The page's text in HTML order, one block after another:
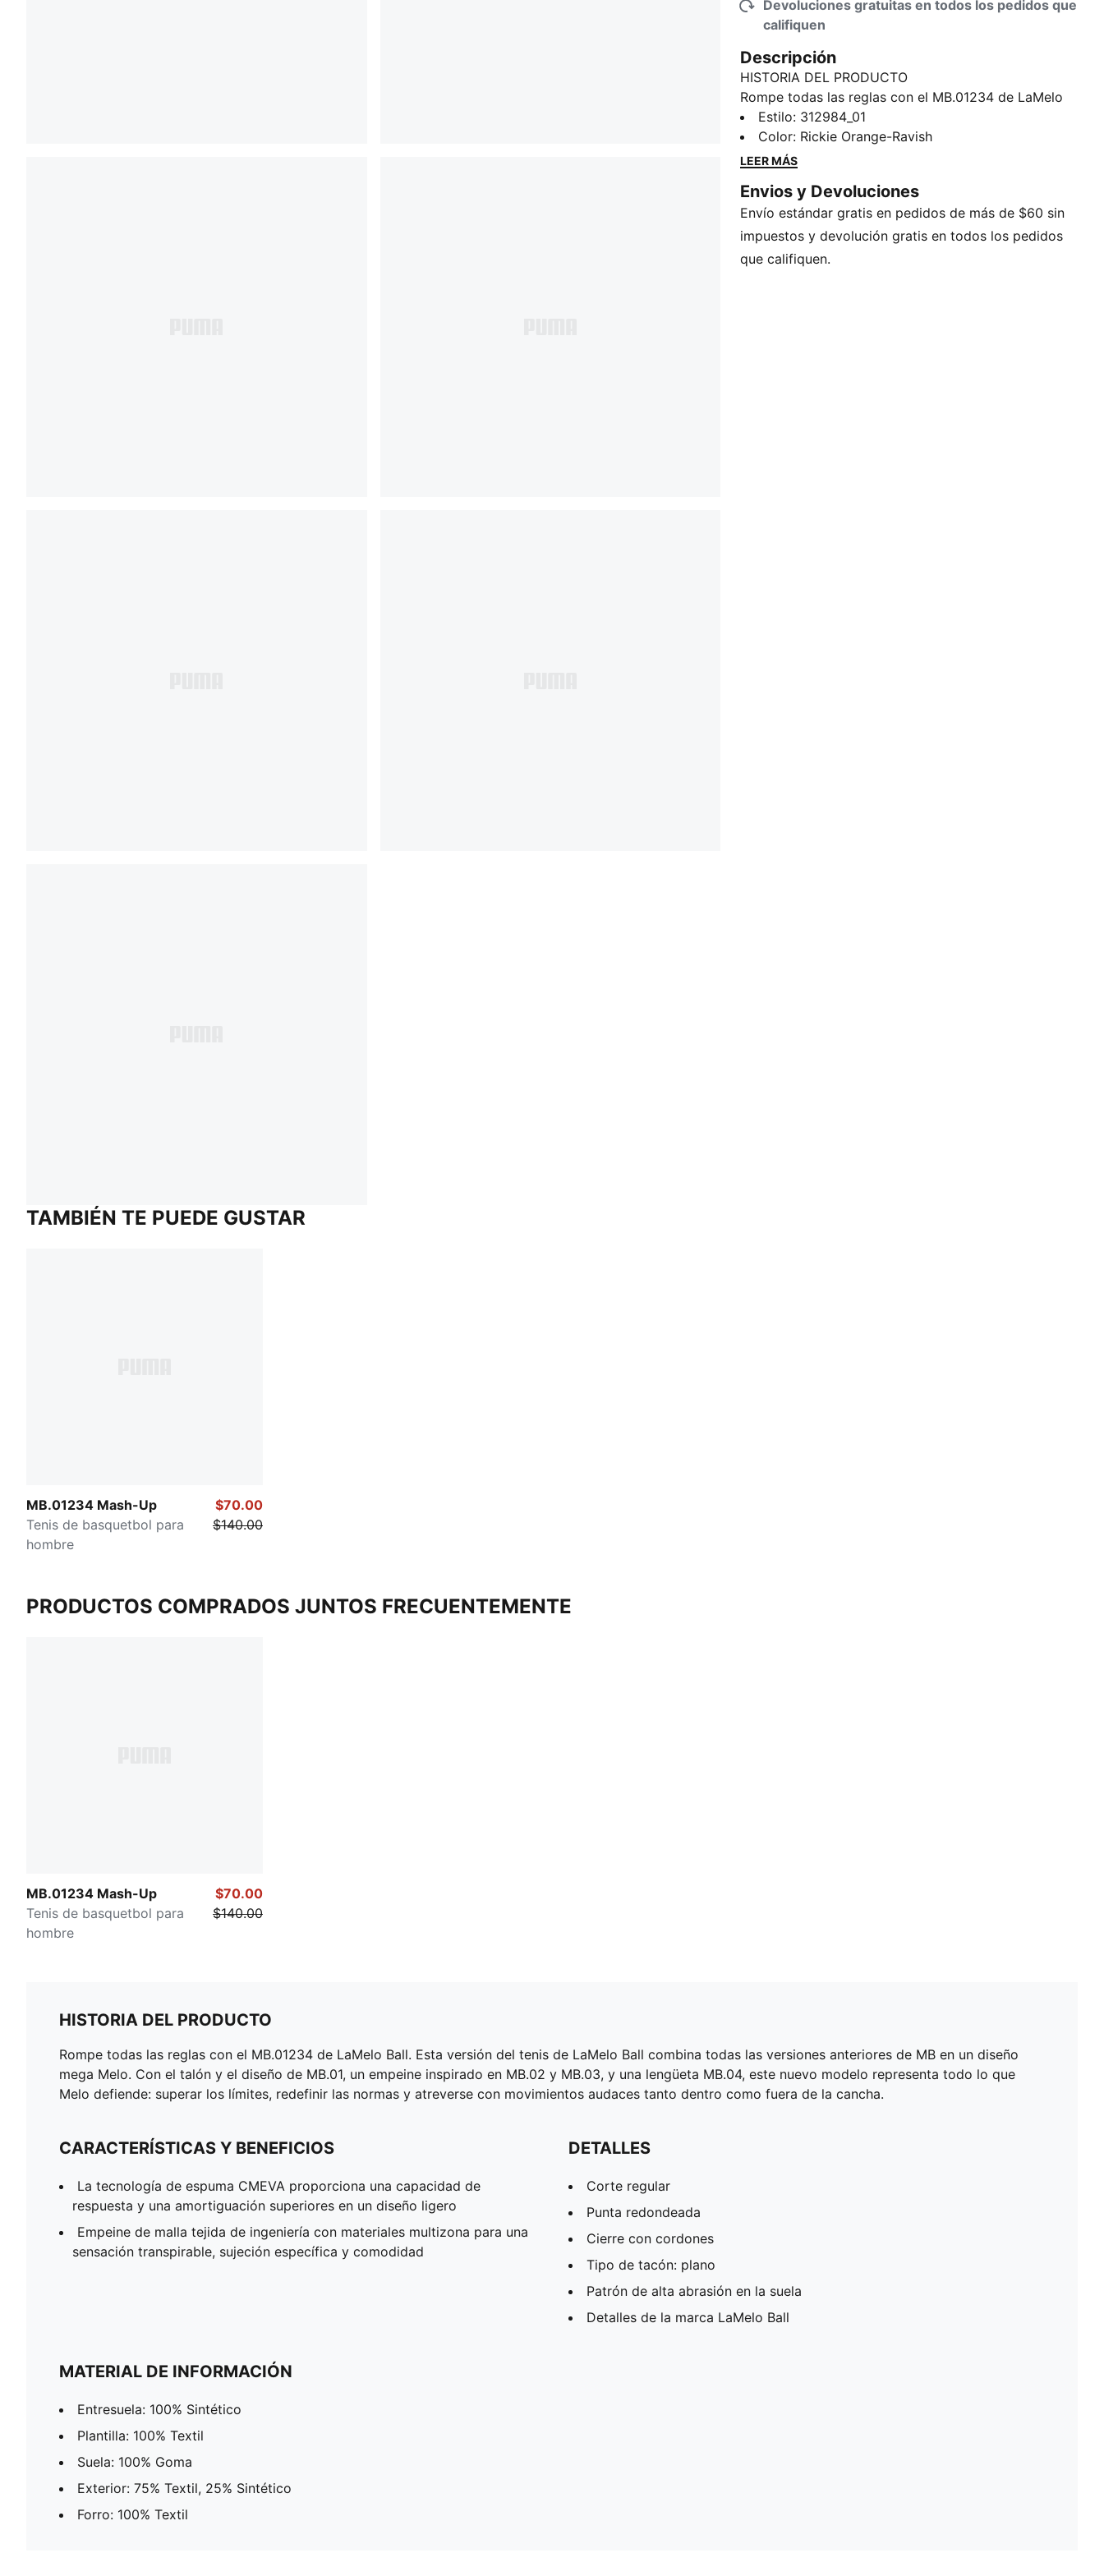
Devoluciones gratuitas en todos los pedidos que
califiquen
Descripción
HISTORIA DEL PRODUCTO
Rompe todas las reglas con el MB.01234 de LaMelo
Ball. Esta versión del tenis de LaMelo Ball combina
todas las versiones anteriores de MB en un diseño
mega Melo. Con el talón y el diseño de MB.01, un
MB.04, este nuevo modelo representa todo lo que
Melo defiende: superar los límites, redefinir las
normas y atreverse con movimientos audaces tanto
dentro como fuera de la cancha.
Estilo: 312984_01
Color: Rickie Orange-Ravish
LEER MÁS
Envios y Devoluciones
Envío estándar gratis en pedidos de más de $60 sin
impuestos y devolución gratis en todos los pedidos
que califiquen.
TAMBIÉN TE PUEDE GUSTAR
MB.01234 Mash-Up
Tenis de basquetbol para
hombre
$70.00
$140.00
PRODUCTOS COMPRADOS JUNTOS FRECUENTEMENTE
MB.01234 Mash-Up
Tenis de basquetbol para
hombre
$70.00
$140.00
HISTORIA DEL PRODUCTO
Rompe todas las reglas con el MB.01234 de LaMelo Ball. Esta versión del tenis de LaMelo Ball combina todas las versiones anteriores de MB en un diseño
mega Melo. Con el talón y el diseño de MB.01, un empeine inspirado en MB.02 y MB.03, y una lengüeta MB.04, este nuevo modelo representa todo lo que
Melo defiende: superar los límites, redefinir las normas y atreverse con movimientos audaces tanto dentro como fuera de la cancha.
CARACTERÍSTICAS Y BENEFICIOS
La tecnología de espuma CMEVA proporciona una capacidad de
respuesta y una amortiguación superiores en un diseño ligero
Empeine de malla tejida de ingeniería con materiales multizona para una
sensación transpirable, sujeción específica y comodidad
DETALLES
Corte regular
Punta redondeada
Cierre con cordones
Tipo de tacón: plano
Patrón de alta abrasión en la suela
Detalles de la marca LaMelo Ball
MATERIAL DE INFORMACIÓN
Entresuela: 100% Sintético
Plantilla: 100% Textil
Suela: 100% Goma
Exterior: 75% Textil, 25% Sintético
Forro: 100% Textil